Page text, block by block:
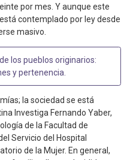
por mes. Y aunque este
contemplado por ley desde
masivo.
los pueblos originarios:
y pertenencia
la sociedad se está
Investiga Fernando Yaber,
de la Facultad de
Servicio del Hospital
de la Mujer. En general,